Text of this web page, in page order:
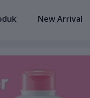
New Arrival